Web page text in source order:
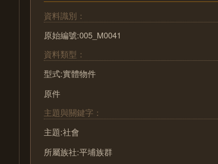
資料識別：
原始編號:005_M0041
資料類型：
型式:實體物件
原件
主題與關鍵字：
主題:社會
所屬族社:平埔族群